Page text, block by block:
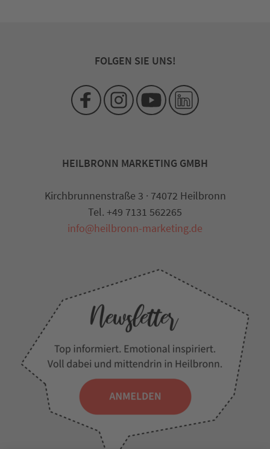
FOLGEN SIE UNS!
HEILBRONN MARKETING GMBH
Kirchbrunnenstraße 3 · 74072 Heilbronn
Tel. +49 7131 562265
info@heilbronn-marketing.de